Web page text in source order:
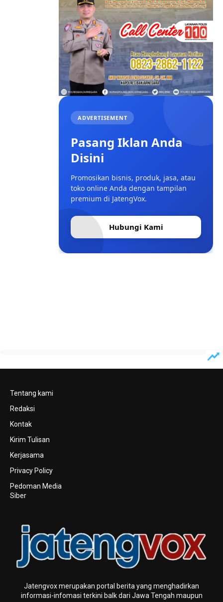
ADVERTISEMENT
Pasang Iklan Anda
Disini
Promosikan bisnis, produk, jasa, atau
toko online Anda dengan tampilan
premium di JatengVox.
Hubungi Kami
Tentang kami
Redaksi
Kontak
Kirim Tulisan
Kerjasama
Privacy Policy
Pedoman Media
Siber
Jatengvox merupakan portal berita yang menghadirkan
informasi-infomasi terkini baIk dari Jawa Tengah maupun